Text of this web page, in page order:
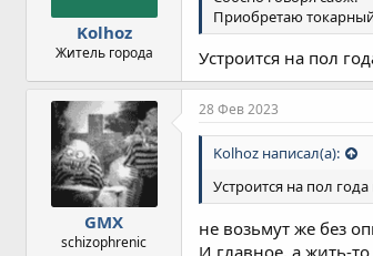
Kolhoz
Житель города
Приобретаю
Устроится на пол
GMX
schizophrenic
28 Фев 2023
Kolhoz написал(а):
Устроится на пол
не возьмут же без
И главное, а жить-